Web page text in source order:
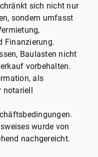
sich nicht nur
sondern umfasst
Finanzierung.
Baulasten nicht
vorbehalten.
als
notariell
wurde von
nachgereicht.